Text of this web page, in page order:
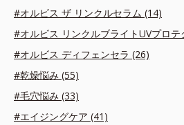
#オルビス ザ リンクルセラム (14)
#オルビス リンクルブライトUVプロテ
#オルビス ディフェンセラ (26)
#乾燥悩み (55)
#毛穴悩み (33)
#エイジングケア (41)